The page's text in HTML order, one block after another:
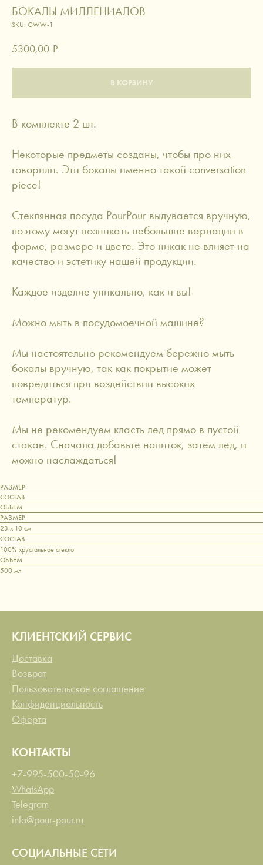
БОКАЛЫ МИЛЛЕНИАЛОВ
SKU: GWW-1
5300,00 ₽
В КОРЗИНУ
В комплекте 2 шт.
Некоторые предметы созданы, чтобы про них
говорили. Эти бокалы именно такой conversation
piece!
Стеклянная посуда PourPour выдувается вручную,
поэтому могут возникать небольшие вариации в
форме, размере и цвете. Это никак не влияет на
качество и эстетику нашей продукции.
Каждое изделие уникально, как и вы!
Можно мыть в посудомоечной машине?
Мы настоятельно рекомендуем бережно мыть
бокалы вручную, так как покрытие может
повредиться при воздействии высоких
температур.
Мы не рекомендуем класть лед прямо в пустой
стакан. Сначала добавьте напиток, затем лед, и
можно наслаждаться!
РАЗМЕР
СОСТАВ
ОБЪЕМ
РАЗМЕР
23 х 10 см
СОСТАВ
100% хрустальное стекло
ОБЪЕМ
500 мл
КЛИЕНТСКИЙ СЕРВИС
Доставка
Возврат
Пользовательское соглашение
Конфиденциальность
Оферта
КОНТАКТЫ
+7-995-500-50-96
WhatsApp
Telegram
info@pour-pour.ru
СОЦИАЛЬНЫЕ СЕТИ